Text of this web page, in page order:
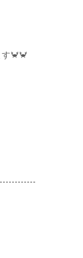
🦀🦀